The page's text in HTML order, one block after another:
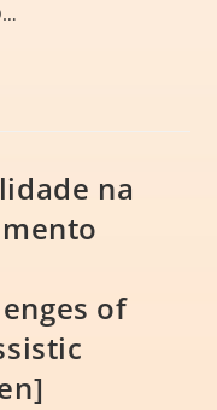
na
of